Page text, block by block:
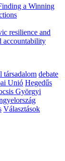
a Winning
resilience and
accountability
társadalom debate
Unió Hegedűs
Györgyi
Választások